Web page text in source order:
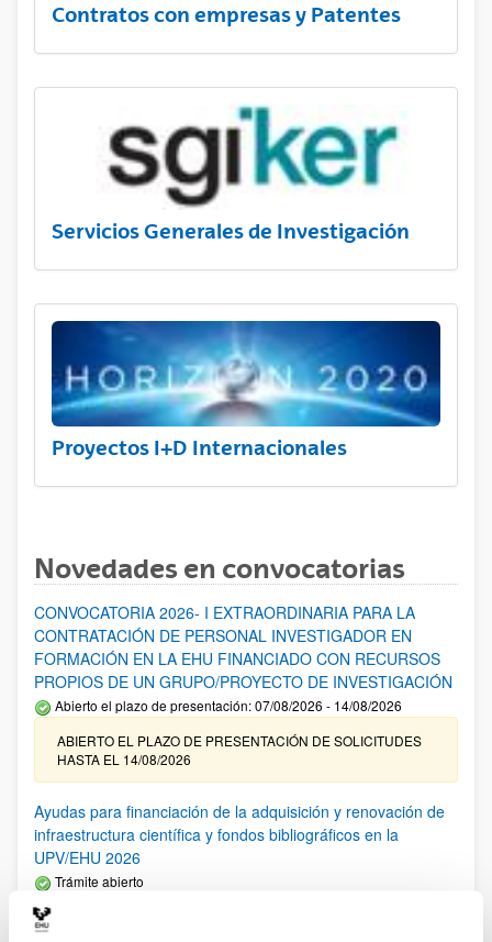
Contratos con empresas y Patentes
Servicios Generales de Investigación
Proyectos I+D Internacionales
Novedades en convocatorias
CONVOCATORIA 2026- I EXTRAORDINARIA PARA LA
CONTRATACIÓN DE PERSONAL INVESTIGADOR EN
FORMACIÓN EN LA EHU FINANCIADO CON RECURSOS
PROPIOS DE UN GRUPO/PROYECTO DE INVESTIGACIÓN
Abierto el plazo de presentación: 07/08/2026 - 14/08/2026
ABIERTO EL PLAZO DE PRESENTACIÓN DE SOLICITUDES
HASTA EL 14/08/2026
Ayudas para financiación de la adquisición y renovación de
infraestructura científica y fondos bibliográficos en la
UPV/EHU 2026
Trámite abierto